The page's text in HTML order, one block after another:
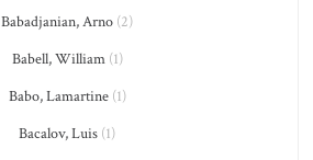
Babadjanian, Arno (2)
Babell, William(1)
Babo, Lamartine(1)
Bacalov, Luis (1)